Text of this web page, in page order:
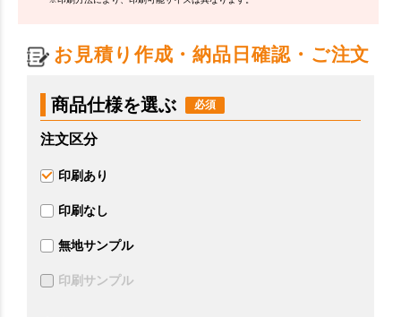
お見積り作成・納品日確認・ご注文
商品仕様を選ぶ
注文区分
印刷あり
印刷なし
無地サンプル
印刷サンプル